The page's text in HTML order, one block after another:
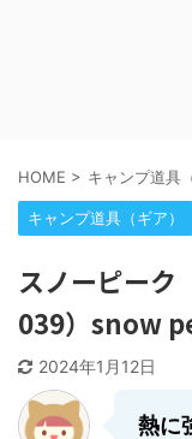
HOME > キャンプ道具
キャンプ道具（ギア）
スノーピーク
039）snow
2024年1月12日
熱に